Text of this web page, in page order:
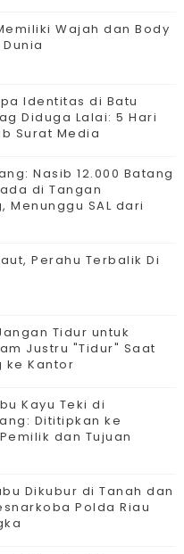
Wajah dan Body
Identitas di Batu
Diduga Lalai: 5 Hari
Surat Media
Nasib 12.000 Batang
di Tangan
Menunggu SAL dari
Perahu Terbalik Di
Tidur untuk
Justru "Tidur" Saat
ke Kantor
Kayu Teki di
Dititipkan ke
dan Tujuan
Dikubur di Tanah dan
Polda Riau